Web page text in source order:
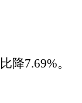
降7.69%。